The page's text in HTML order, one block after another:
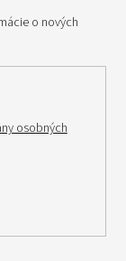
o nových
osobných